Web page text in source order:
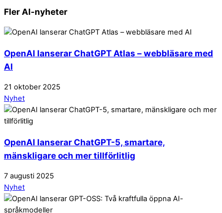
Fler AI-nyheter
OpenAI lanserar ChatGPT Atlas – webbläsare med
AI
21 oktober 2025
Nyhet
OpenAI lanserar ChatGPT-5, smartare,
mänskligare och mer tillförlitlig
7 augusti 2025
Nyhet